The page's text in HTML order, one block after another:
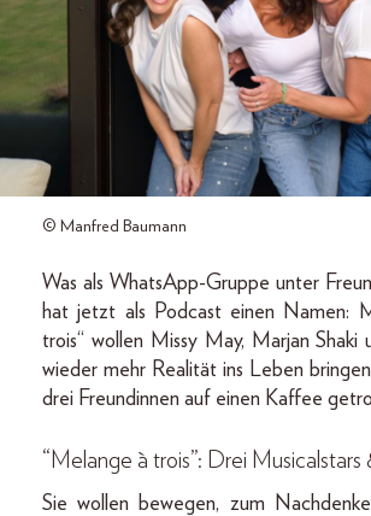
© Manfred Baumann
Was als WhatsApp-Gruppe unter
hat jetzt als Podcast einen Namen:
trois“ wollen Missy May, Marjan Shaki
wieder mehr Realität ins Leben
drei Freundinnen auf einen Kaffee
“Melange à trois”: Drei Musicalstars
Sie wollen bewegen, zum